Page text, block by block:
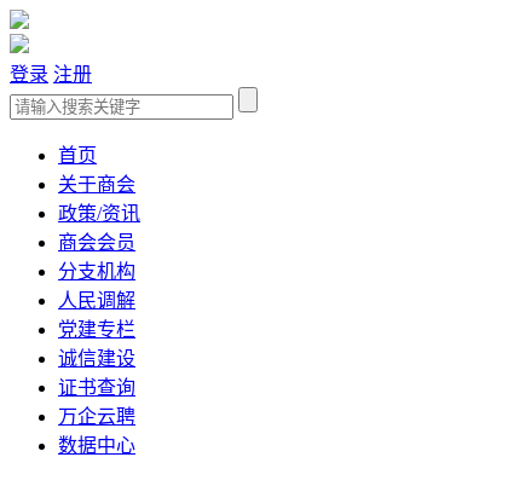
登录 注册
首页
关于商会
政策/资讯
商会会员
分支机构
人民调解
党建专栏
诚信建设
证书查询
万企云聘
数据中心